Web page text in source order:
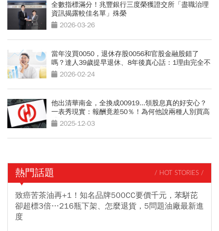
全數指標滿分！兆豐銀行三度榮獲證交所「盡職治理
資訊揭露較佳名單」殊榮
2026-03-26
當年沒買0050，退休存股0056和官股金融股錯了
嗎？達人39歲提早退休、8年後真心話：1理由完全不
後悔2026-02-24
他出清華南金，全換成00919...領股息真的好安心？
一表秀現實：報酬竟差50％！為何他說兩種人別買高
股息2025-12-03
熱門話題 / HOT STORIES /
致癌苦茶油再+1！知名品牌500CC要價千元，苯駢芘
卻超標3倍…216瓶下架、怎麼退貨，5問題油廠最新進
度